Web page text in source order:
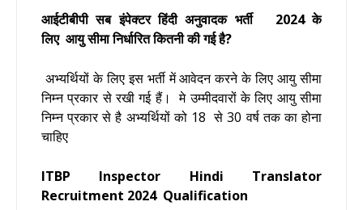
आईटीबीपी सब इंपेक्टर हिंदी अनुवादक भर्ती 2024 के
लिए आयु सीमा निर्धारित कितनी की गई है?
अभ्यर्थियों के लिए इस भर्ती में आवेदन करने के लिए आयु सीमा
निम्न प्रकार से रखी गई हैं। मे उम्मीदवारों के लिए आयु सीमा
निम्न प्रकार से है अभ्यर्थियों को 18 से 30 वर्ष तक का होना
चाहिए
ITBP Inspector Hindi Translator
Recruitment 2024 Qualification